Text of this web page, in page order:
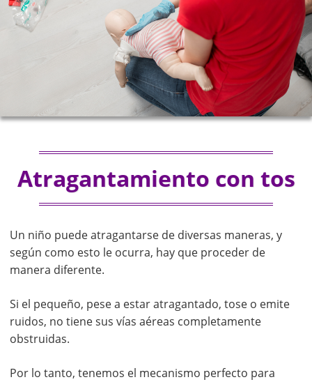
Atragantamiento con tos
Un niño puede atragantarse de diversas maneras, y
según como esto le ocurra, hay que proceder de
manera diferente.
Si el pequeño, pese a estar atragantado, tose o emite
ruidos, no tiene sus vías aéreas completamente
obstruidas.
Por lo tanto, tenemos el mecanismo perfecto para